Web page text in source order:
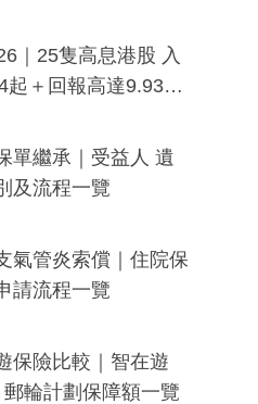
詐騙手段
｜25隻高息港股 入
起＋回報高達9.93
單繼承｜受益人 遺
及流程一覽
氣管炎索償｜住院保
請流程一覽
保險比較｜智在遊
輪計劃保障額一覽